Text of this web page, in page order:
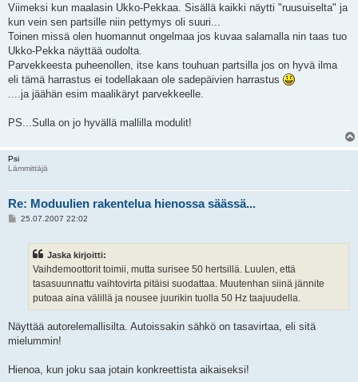
t
i
Viimeksi kun maalasin Ukko-Pekkaa. Sisällä kaikki näytti "ruusuiselta" ja
kun vein sen partsille niin pettymys oli suuri...
Toinen missä olen huomannut ongelmaa jos kuvaa salamalla nin taas tuo
Ukko-Pekka näyttää oudolta.
Parvekkeesta puheenollen, itse kans touhuan partsilla jos on hyvä ilma
eli tämä harrastus ei todellakaan ole sadepäivien harrastus
....ja jäähän esim maalikäryt parvekkeelle.
PS...Sulla on jo hyvällä mallilla modulit!
Psi
Lämmittäjä
Re: Moduulien rakentelua hienossa säässä...
V25.07.2007 22:02
Jaska kirjoitti:
Vaihdemoottorit toimii, mutta surisee 50 hertsillä. Luulen, että
tasasuunnattu vaihtovirta pitäisi suodattaa. Muutenhan siinä jännite
putoaa aina välillä ja nousee juurikin tuolla 50 Hz taajuudella.
Näyttää autorelemallisilta. Autoissakin sähkö on tasavirtaa, eli sitä
mielummin!
Hienoa, kun joku saa jotain konkreettista aikaiseksi!